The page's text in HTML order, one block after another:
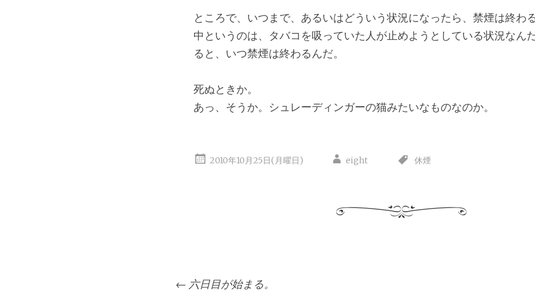
ところで、いつまで、あるいはどういう状況になったら、禁煙は終わ
中というのは、タバコを吸っていた人が止めようとしている状況なん
ると、いつ禁煙は終わるんだ。
死ぬときか。
あっ、そうか。シュレーディンガーの猫みたいなものなのか。
2010年10月25日(月曜日) eight 休煙
投
← 六日目が始まる。